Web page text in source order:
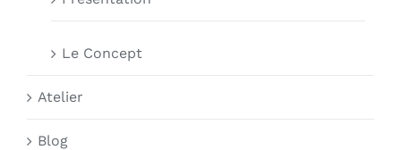
Le Concept
Atelier
Blog